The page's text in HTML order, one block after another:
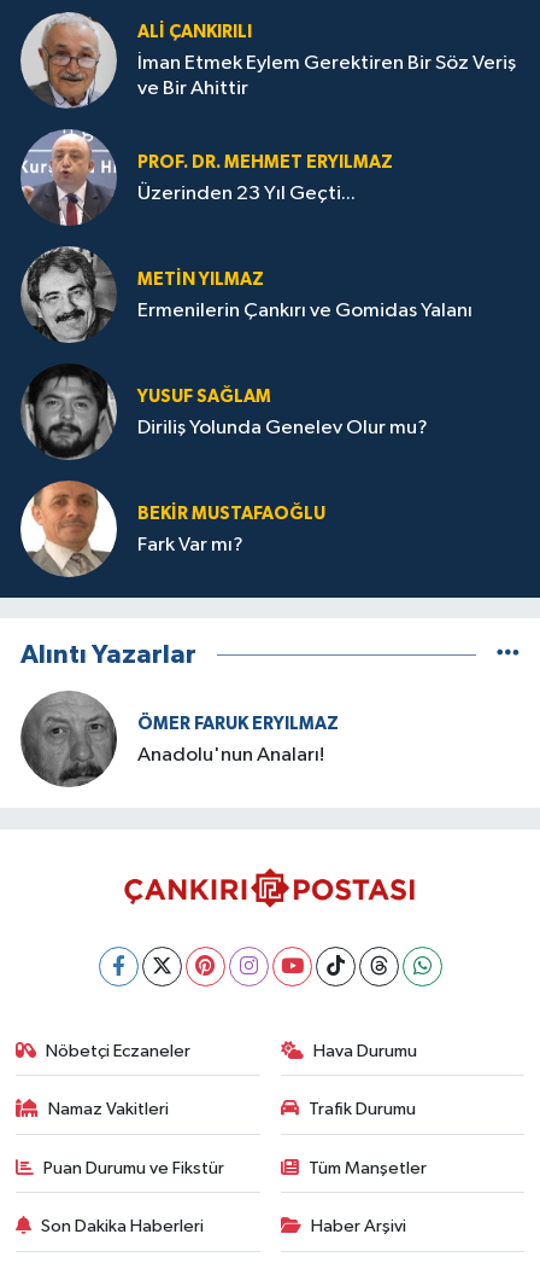
ALI ÇANKIRILI
İman Etmek Eylem Gerektiren Bir Söz Veriş
ve Bir Ahittir
PROF. DR. MEHMET ERYILMAZ
Üzerinden 23 Yıl Geçti...
METIN YILMAZ
Ermenilerin Çankırı ve Gomidas Yalanı
YUSUF SAĞLAM
Diriliş Yolunda Genelev Olur mu?
BEKIR MUSTAFAOĞLU
Fark Var mı?
Alıntı Yazarlar
ÖMER FARUK ERYILMAZ
Anadolu'nun Anaları!
Nöbetçi Eczaneler Hava Durumu
Namaz Vakitleri Trafik Durumu
Puan Durumu ve Fikstür Tüm Manşetler
Son Dakika Haberleri Haber Arşivi